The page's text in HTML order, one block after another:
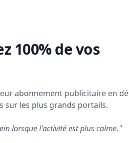
100% de vos
abonnement publicitaire en
sur les plus grands portails.
lorsque l'activité est plus calme."